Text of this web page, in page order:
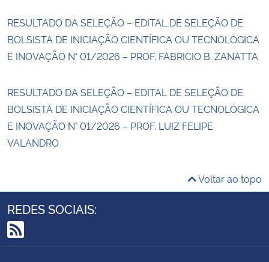
RESULTADO DA SELEÇÃO – EDITAL DE SELEÇÃO DE
BOLSISTA DE INICIAÇÃO CIENTÍFICA OU TECNOLÓGICA
E INOVAÇÃO N° 01/2026 – PROF. FABRICIO B. ZANATTA
RESULTADO DA SELEÇÃO – EDITAL DE SELEÇÃO DE
BOLSISTA DE INICIAÇÃO CIENTÍFICA OU TECNOLÓGICA
E INOVAÇÃO N° 01/2026 – PROF. LUIZ FELIPE
VALANDRO
Voltar ao topo
REDES SOCIAIS:
RSS